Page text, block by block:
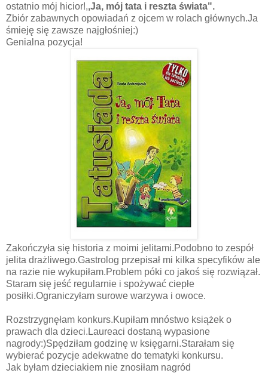
ostatnio mój hicior!,,Ja, mój tata i reszta świata".
Zbiór zabawnych opowiadań z ojcem w rolach głównych.Ja
śmieję się zawsze najgłośniej:)
Genialna pozycja!
Zakończyła się historia z moimi jelitami.Podobno to zespół
jelita drażliwego.Gastrolog przepisał mi kilka specyfików ale
na razie nie wykupiłam.Problem póki co jakoś się rozwiązał.
Staram się jeść regularnie i spożywać ciepłe
posiłki.Ograniczyłam surowe warzywa i owoce.
Rozstrzygnęłam konkurs.Kupiłam mnóstwo książek o
prawach dla dzieci.Laureaci dostaną wypasione
nagrody:)Spędziłam godzinę w księgarni.Starałam się
wybierać pozycje adekwatne do tematyki konkursu.
Jak byłam dzieciakiem nie znosiłam nagród